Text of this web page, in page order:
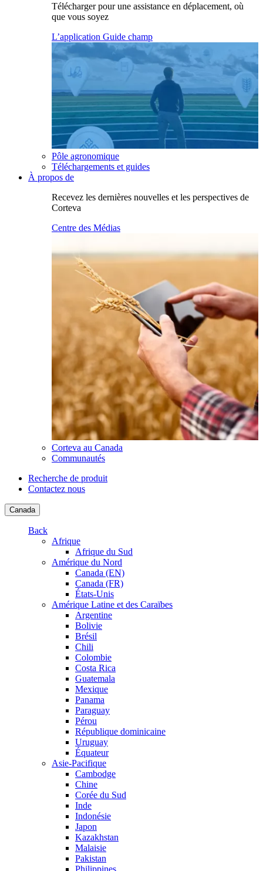
Télécharger pour une assistance en déplacement, où
que vous soyez
L’application Guide champ
Pôle agronomique
Téléchargements et guides
À propos de
Recevez les dernières nouvelles et les perspectives de
Corteva
Centre des Médias
Corteva au Canada
Communautés
Recherche de produit
Contactez nous
Canada
Back
Afrique
Afrique du Sud
Amérique du Nord
Canada (EN)
Canada (FR)
États-Unis
Amérique Latine et des Caraïbes
Argentine
Bolivie
Brésil
Chili
Colombie
Costa Rica
Guatemala
Mexique
Panama
Paraguay
Pérou
République dominicaine
Uruguay
Équateur
Asie-Pacifique
Cambodge
Chine
Corée du Sud
Inde
Indonésie
Japon
Kazakhstan
Malaisie
Pakistan
Philippines